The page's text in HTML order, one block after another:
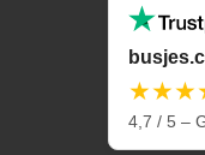
4,7 / 5 –